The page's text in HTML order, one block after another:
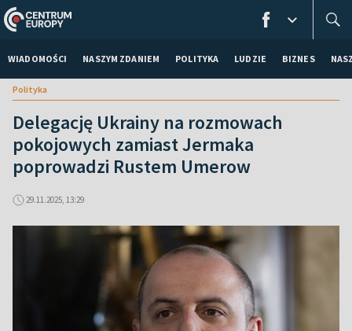
WIADOMOŚCI NASZYM ZDANIEM POLITYKA LUDZIE BIZNES
Polityka
Delegację Ukrainy na rozmowach
pokojowych zamiast Jermaka
poprowadzi Rustem Umerow
29.11.2025, 13:29